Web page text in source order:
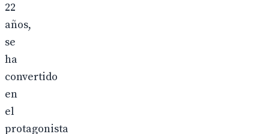
22
años,
se
ha
convertido
en
el
protagonista